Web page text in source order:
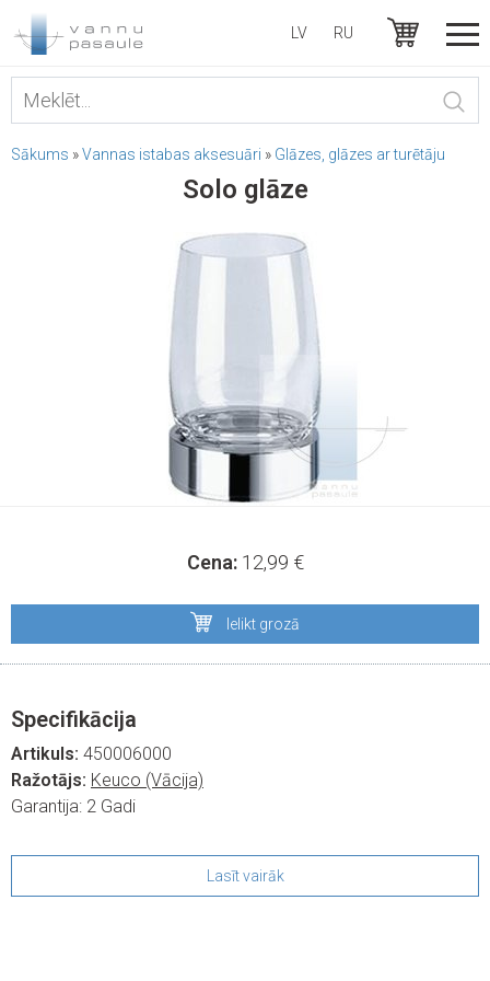
LV RU
Sākums »Vannas istabas aksesuāri » Glāzes, glāzes ar turētāju
Solo glāze
Cena: 12,99 €
Ielikt grozā
Specifikācija
Artikuls: 450006000
Ražotājs: Keuco (Vācija)
Garantija: 2 Gadi
Lasīt vairāk